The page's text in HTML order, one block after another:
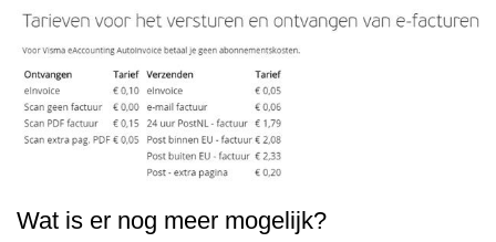
Wat is er nog meer mogelijk?